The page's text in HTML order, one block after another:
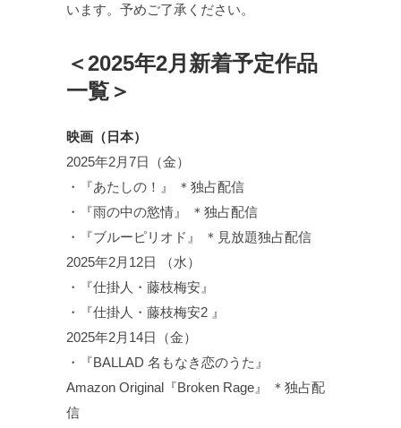
います。予めご了承ください。
＜2025年2月新着予定作品
一覧＞
映画（日本）
2025年2月7日（金）
・『あたしの！』 ＊独占配信
・『雨の中の慾情』 ＊独占配信
・『ブルーピリオド』 ＊見放題独占配信
2025年2月12日 （水）
・『仕掛人・藤枝梅安』
・『仕掛人・藤枝梅安2 』
2025年2月14日（金）
・『BALLAD 名もなき恋のうた』
Amazon Original『Broken Rage』 ＊独占配
信